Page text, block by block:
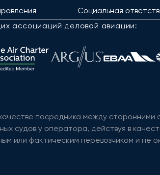
Социальная
ассоциаций деловой авиации:
посредника между сторонними
судов у оператора, действуя в
или фактическим перевозчиком и не